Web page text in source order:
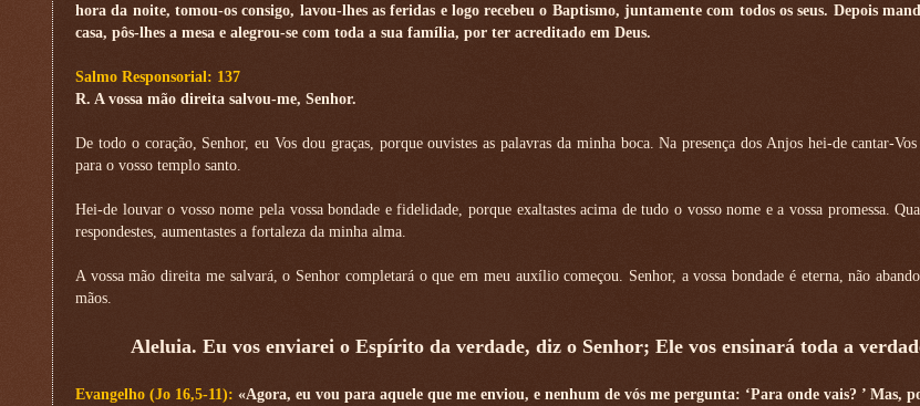
hora da noite, tomou-os consigo, lavou-lhes as feridas e logo recebeu o Baptismo, juntamente com todos os seus. Depois
casa, pôs-lhes a mesa e alegrou-se com toda a sua família, por ter acreditado em Deus.
Salmo Responsorial: 137
R. A vossa mão direita salvou-me, Senhor.
De todo o coração, Senhor, eu Vos dou graças, porque ouvistes as palavras da minha boca. Na presença dos Anjos hei-de cantar-
para o vosso templo santo.
Hei-de louvar o vosso nome pela vossa bondade e fidelidade, porque exaltastes acima de tudo o vosso nome e a vossa promessa.
respondestes, aumentastes a fortaleza da minha alma.
A vossa mão direita me salvará, o Senhor completará o que em meu auxílio começou. Senhor, a vossa bondade é eterna, não
mãos.
Aleluia. Eu vos enviarei o Espírito da verdade, diz o Senhor; Ele vos ensinará toda a
Evangelho (Jo 16,5-11): «Agora, eu vou para aquele que me enviou, e nenhum de vós me pergunta: ‘Para onde vais? ’ Mas,